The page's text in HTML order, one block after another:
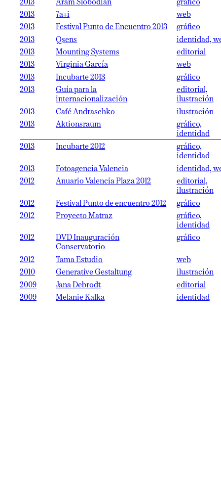
2013
Aram Slobodian
gráfico
2013
7a+i
web
2013
Festival Punto de Encuentro 2013
gráfico
2013
Qsens
identidad,
2013
Mounting Systems
editorial
2013
Virginia García
web
2013
Incubarte 2013
gráfico
2013
Guía para la
internacionalización
editorial,
ilustración
2013
Café Andraschko
ilustración
2013
Aktionsraum
gráfico,
identidad
2013
Incubarte 2012
gráfico,
identidad
2013
Fotoagencia Valencia
identidad,
2012
Anuario Valencia Plaza 2012
editorial,
ilustración
2012
Festival Punto de encuentro 2012
gráfico
2012
Proyecto Matraz
gráfico,
identidad
2012
DVD Inauguración
Conservatorio
gráfico
2012 Tama Estudio
web
2010
Generative Gestaltung
ilustración
2009
Jana Debrodt
editorial
2009
Melanie Kalka identidad